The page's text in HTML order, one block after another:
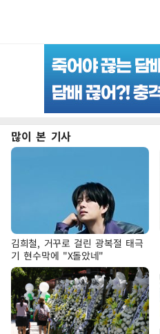
많이 본 기사
김희철, 거꾸로 걸린 광복절 태극
기 현수막에 "X돌았네"